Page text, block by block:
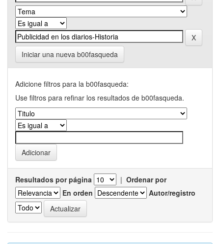
Iniciar una nueva b00fasqueda
Adicione filtros para la b00fasqueda:
Use filtros para refinar los resultados de b00fasqueda.
Resultados por página | Ordenar por
En orden
Autor/registro